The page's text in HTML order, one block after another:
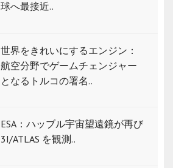
球へ最接近..
世界をきれいにするエンジン：
航空分野でゲームチェンジャー
となるトルコの署名..
ESA：ハッブル宇宙望遠鏡が再び
3I/ATLAS を観測..